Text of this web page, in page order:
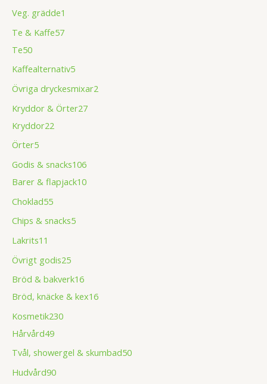
Veg. grädde1
Te & Kaffe57
Te50
Kaffealternativ5
Övriga dryckesmixar2
Kryddor & Örter27
Kryddor22
Örter5
Godis & snacks106
Barer & flapjack10
Choklad55
Chips & snacks5
Lakrits11
Övrigt godis25
Bröd & bakverk16
Bröd, knäcke & kex16
Kosmetik230
Hårvård49
Tvål, showergel & skumbad50
Hudvård90